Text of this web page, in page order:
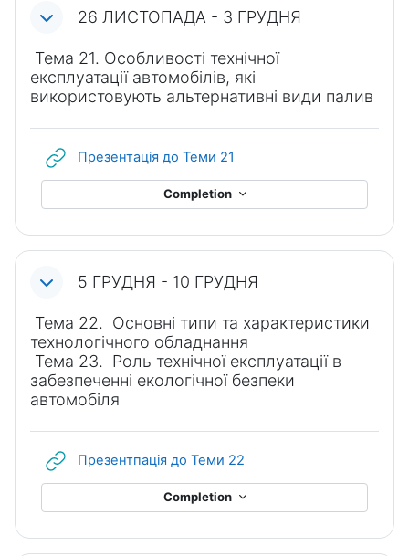
26 ЛИСТОПАДА - 3 ГРУДНЯ
Тема 21. Особливості технічної
експлуатації автомобілів, які
використовують альтернативні види палив
Презентація до Теми 21
Completion
5 ГРУДНЯ - 10 ГРУДНЯ
Тема 22. Основні типи та характеристики
технологічного обладнання
Тема 23. Роль технічної експлуатації в
забезпеченні екологічної безпеки
автомобіля
Презентпація до Теми 22
Completion